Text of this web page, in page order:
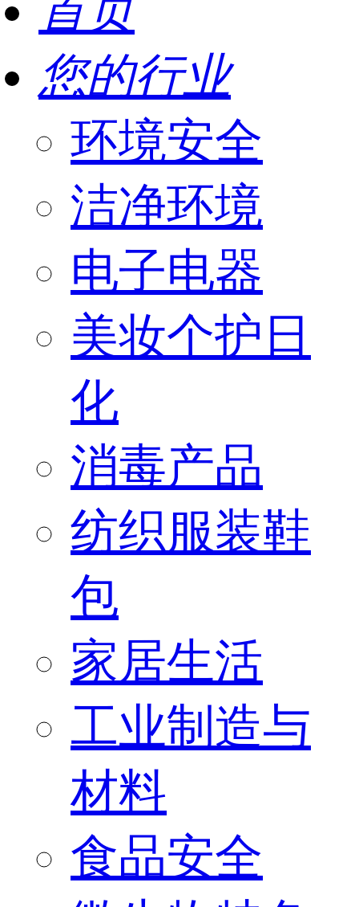
首页
您的行业
环境安全
洁净环境
电子电器
美妆个护日
化
消毒产品
纺织服装鞋
包
家居生活
工业制造与
材料
食品安全